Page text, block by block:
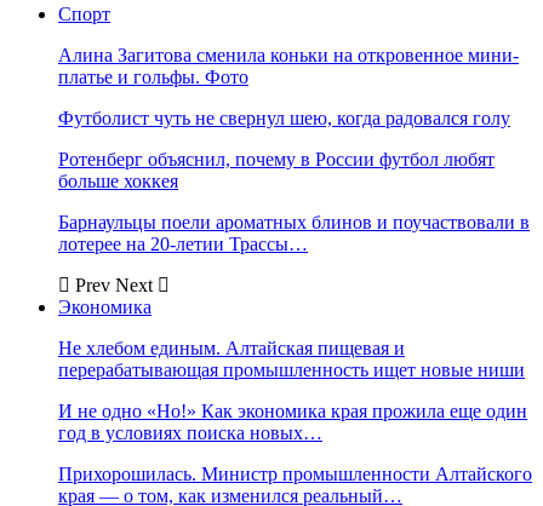
Спорт
Алина Загитова сменила коньки на откровенное мини-
платье и гольфы. Фото
Футболист чуть не свернул шею, когда радовался голу
Ротенберг объяснил, почему в России футбол любят
больше хоккея
Барнаульцы поели ароматных блинов и поучаствовали в
лотерее на 20-летии Трассы…
Prev Next
Экономика
Не хлебом единым. Алтайская пищевая и
перерабатывающая промышленность ищет новые ниши
И не одно «Но!» Как экономика края прожила еще один
год в условиях поиска новых…
Прихорошилась. Министр промышленности Алтайского
края — о том, как изменился реальный…